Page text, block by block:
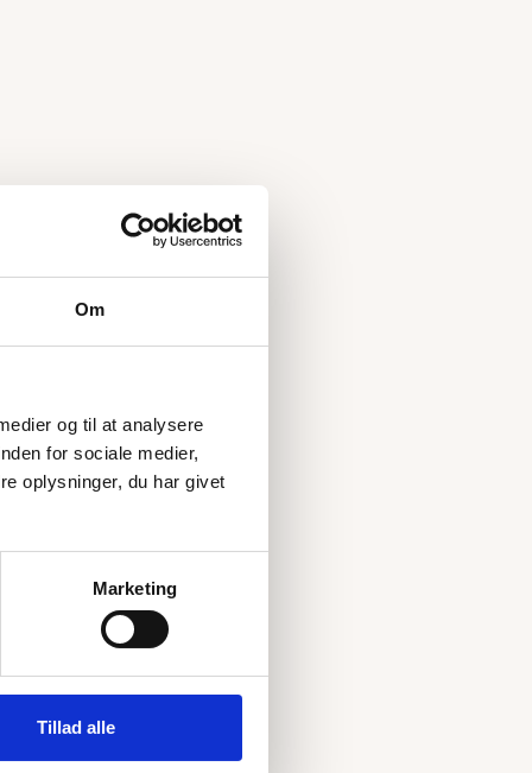
Om
og til at analysere
for sociale medier,
oplysninger, du har givet
Marketing
Tillad alle